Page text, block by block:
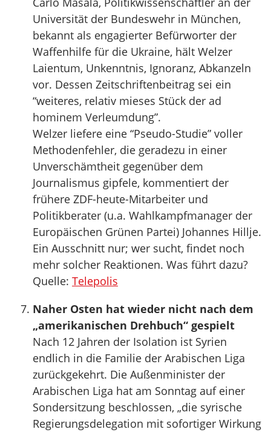
Universität der Bundeswehr in München,
bekannt als engagierter Befürworter der
Waffenhilfe für die Ukraine, hält Welzer
Laientum, Unkenntnis, Ignoranz, Abkanzeln
vor. Dessen Zeitschriftenbeitrag sei ein
“weiteres, relativ mieses Stück der ad
hominem Verleumdung”.
Welzer liefere eine “Pseudo-Studie” voller
Methodenfehler, die geradezu in einer
Unverschämtheit gegenüber dem
Journalismus gipfele, kommentiert der
frühere ZDF-heute-Mitarbeiter und
Politikberater (u.a. Wahlkampfmanager der
Europäischen Grünen Partei) Johannes Hillje.
Ein Ausschnitt nur; wer sucht, findet noch
mehr solcher Reaktionen. Was führt dazu?
Quelle: Telepolis
Naher Osten hat wieder nicht nach dem
„amerikanischen Drehbuch“ gespielt
Nach 12 Jahren der Isolation ist Syrien
endlich in die Familie der Arabischen Liga
zurückgekehrt. Die Außenminister der
Arabischen Liga hat am Sonntag auf einer
Sondersitzung beschlossen, „die syrische
Regierungsdelegation mit sofortiger Wirkung